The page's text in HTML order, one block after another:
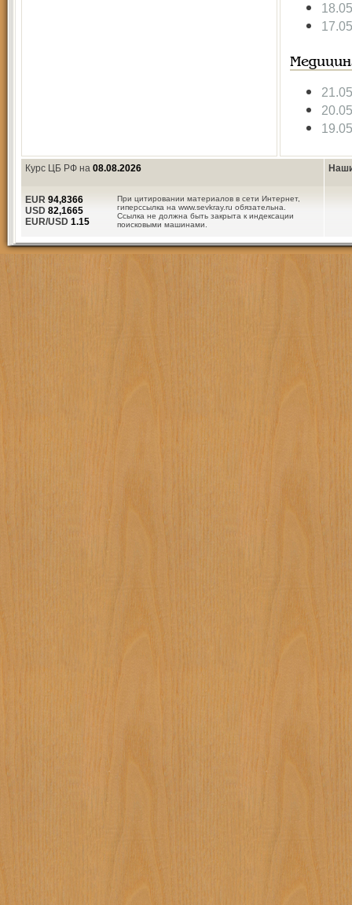
Курс ЦБ РФ на 08.08.2026
При цитировании материалов в сети Интернет,
гиперссылка на www.sevkray.ru обязательна.
Ссылка не должна быть закрыта к индексации
поисковыми машинами.
EUR 94,8366
USD 82,1665
EUR/USD 1.15